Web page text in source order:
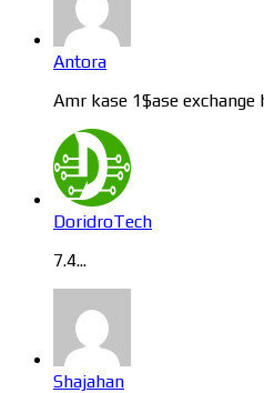
Antora
Amr kase 1$ase exchange
DoridroTech
7.4...
Shajahan